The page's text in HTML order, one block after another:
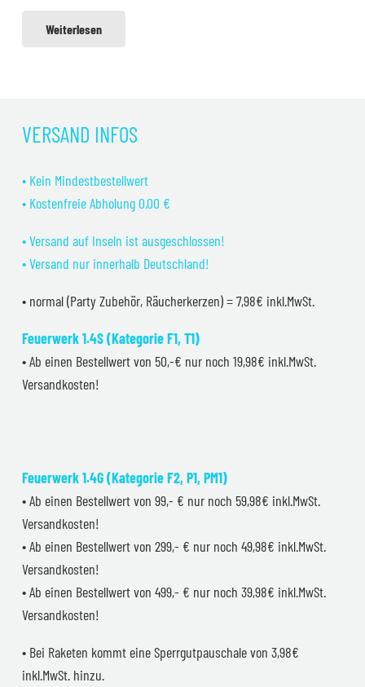
Weiterlesen
VERSAND INFOS
• Kein Mindestbestellwert
• Kostenfreie Abholung 0,00 €
• Versand auf Inseln ist ausgeschlossen!
• Versand nur innerhalb Deutschland!
• normal (Party Zubehör, Räucherkerzen) = 7,98€ inkl.MwSt.
Feuerwerk 1.4S (Kategorie F1, T1)
• Ab einen Bestellwert von 50,-€ nur noch 19,98€ inkl.MwSt.
Versandkosten!
Feuerwerk 1.4G (Kategorie F2, P1, PM1)
• Ab einen Bestellwert von 99,- € nur noch 59,98€ inkl.MwSt.
Versandkosten!
• Ab einen Bestellwert von 299,- € nur noch 49,98€ inkl.MwSt.
Versandkosten!
• Ab einen Bestellwert von 499,- € nur noch 39,98€ inkl.MwSt.
Versandkosten!
• Bei Raketen kommt eine Sperrgutpauschale von 3,98€
inkl.MwSt. hinzu.